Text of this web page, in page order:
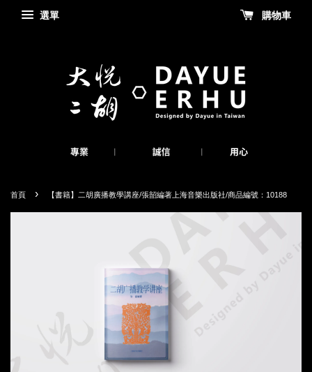
選單 購物車
首頁 › 【書籍】二胡廣播教學講座/張韶編著上海音樂出版社/商品編號：10188